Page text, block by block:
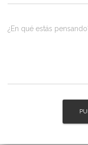
¿En qué estás